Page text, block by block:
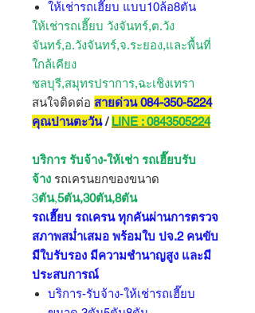
ให้เช่ารถเฮี๊ยบ แบบ10ล้อ8ตัน
ให้เช่ารถเฮี๊ยบ วังจันทร์,ต.วัง
จันทร์,อ.วังจันทร์,จ.ระยอง,และพื้นที่
ใกล้เคียง
ชลบุรี,สมุทรปราการ,ฉะเชิงเทรา
สนใจติดต่อ สายด่วน 084-350-5224
คุณปานตะวัน/ LINE : 0843505224
บริการ รับจ้าง-ให้เช่า รถเฮี๊ยบรับ
จ้าง รถเครนยกของขนาด
3ตัน,5ตัน,30ตัน,8ตัน
รถเฮี๊ยบ รถเครน ทุกคันผ่านการตรวจ
สภาพสม่ำเสมอ พร้อมใบ ปจ.2 คนขับ
มีใบรับรอง มีความชำนาญสูง และมี
ประสบการณ์
บริการ-รับจ้าง-ให้เช่ารถเฮี๊ยบ